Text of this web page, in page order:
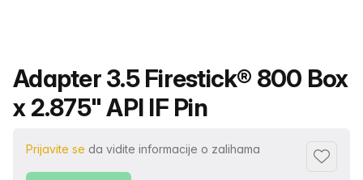
Naziv proizvoda
Adapter 3.5 Firestick® 800 Box
x 2.875" API IF Pin
Prijavite se da vidite informacije o zalihama
Dodaj